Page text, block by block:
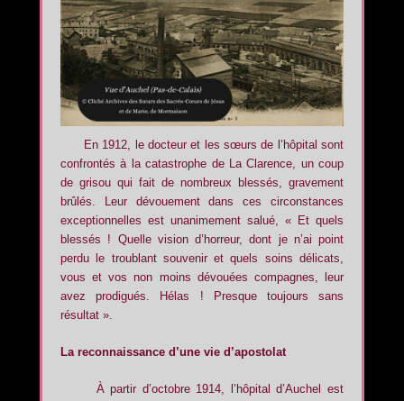
En 1912, le docteur et les sœurs de l’hôpital sont
confrontés à la catastrophe de La Clarence, un coup
de grisou qui fait de nombreux blessés, gravement
brûlés. Leur dévouement dans ces circonstances
exceptionnelles est unanimement salué, « Et quels
blessés ! Quelle vision d’horreur, dont je n’ai point
perdu le troublant souvenir et quels soins délicats,
vous et vos non moins dévouées compagnes, leur
avez prodigués. Hélas ! Presque toujours sans
résultat ».
La reconnaissance d’une vie d’apostolat
À partir d’octobre 1914, l’hôpital d’Auchel est